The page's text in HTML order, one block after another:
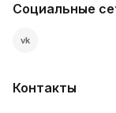
Социальные
vk
Контакты